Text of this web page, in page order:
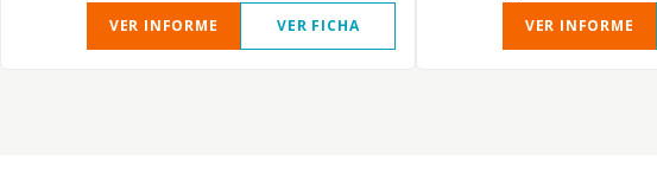
VER INFORME VER FICHA VER INFORME